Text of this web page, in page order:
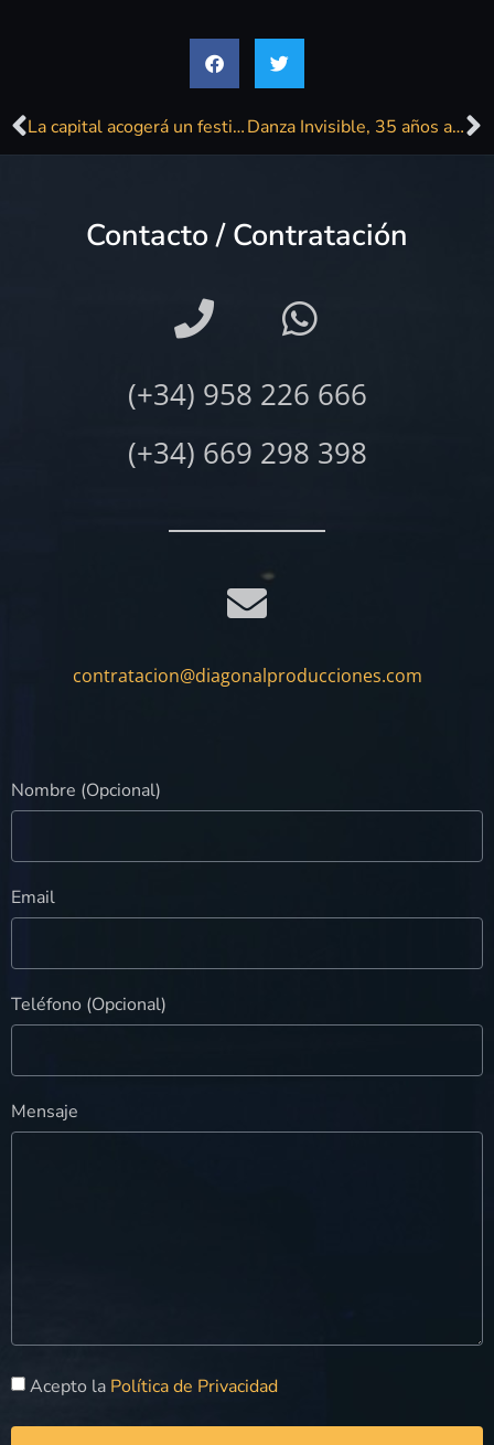
La capital acogerá un festival de pop y rock español los días 9 y 10 de junio Danza Invisible, 35 años a este lado de la carretera
Contacto / Contratación
(+34) 958 226 666
(+34) 669 298 398
contratacion@diagonalproducciones.com
Nombre (Opcional)
Email
Teléfono (Opcional)
Mensaje
Acepto la Política de Privacidad